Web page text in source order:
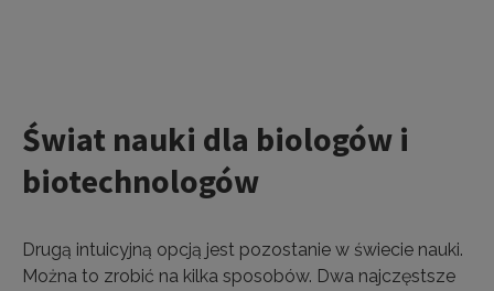
Świat nauki dla biologów i
biotechnologów
Drugą intuicyjną opcją jest pozostanie w świecie nauki.
Można to zrobić na kilka sposobów. Dwa najczęstsze